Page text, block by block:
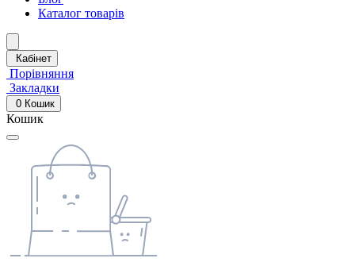
Каталог товарів
Кабінет
Порівняння
Закладки
0 Кошик
Кошик